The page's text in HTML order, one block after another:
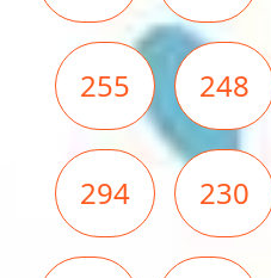
255 248
294 230